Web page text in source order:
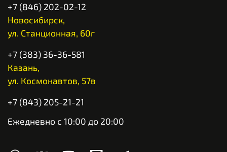
+7 (846) 202-02-12
Новосибирск,
ул. Станционная, 60г
+7 (383) 36-36-581
Казань,
ул. Космонавтов, 57в
+7 (843) 205-21-21
Ежедневно с 10:00 до 20:00